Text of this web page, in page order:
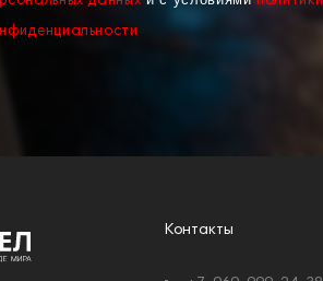
Контакты